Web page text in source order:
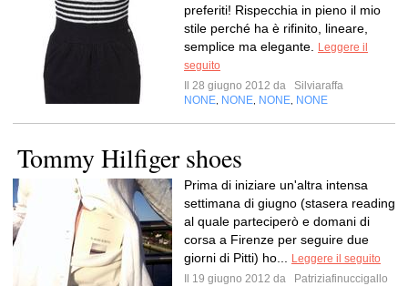
preferiti! Rispecchia in pieno il mio
stile perché ha è rifinito, lineare,
semplice ma elegante.
Leggere il
seguito
Il 28 giugno 2012 da
Silviaraffa
NONE NONE NONE NONE
Tommy Hilfiger shoes
Prima di iniziare un'altra intensa
settimana di giugno (stasera reading
al quale parteciperò e domani di
corsa a Firenze per seguire due
giorni di Pitti) ho...
Leggere il seguito
Il 19 giugno 2012 da
Patriziafinuccigallo